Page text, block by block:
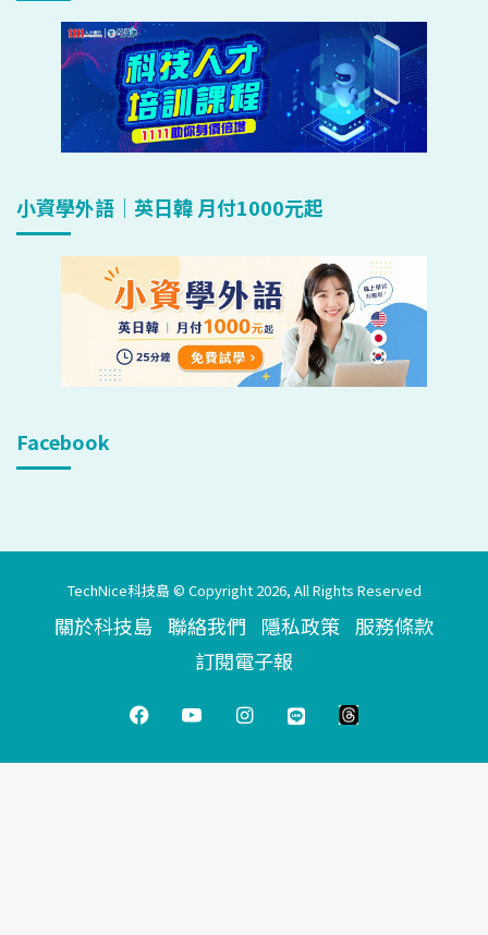
小資學外語｜英日韓 月付1000元起
Facebook
TechNice科技島 © Copyright 2026, All Rights Reserved
關於科技島 聯絡我們 隱私政策 服務條款
訂閱電子報